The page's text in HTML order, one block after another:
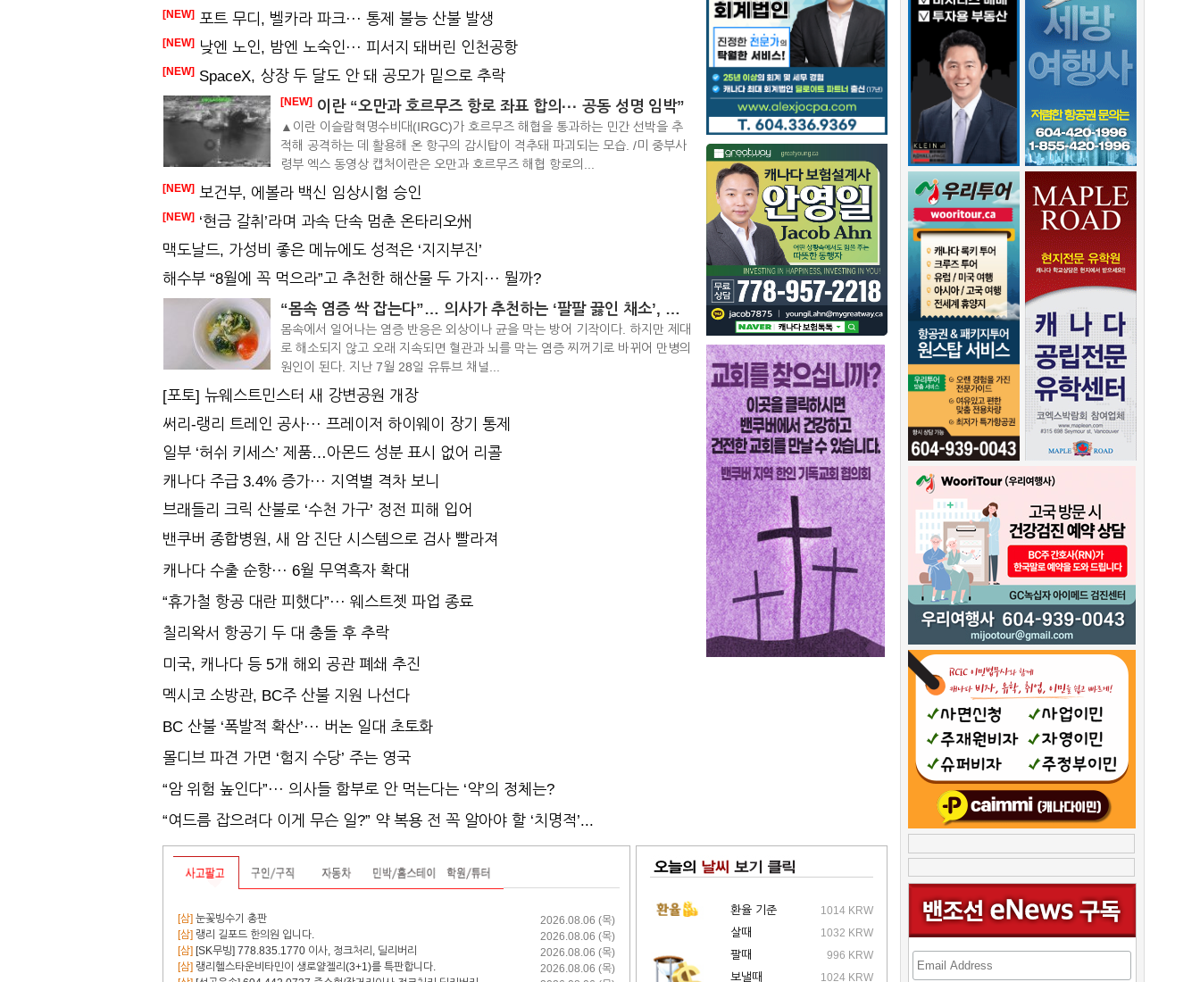
[NEW] 포트 무디, 벨카라 파크··· 통제 불능 산불 발생
[NEW] 낮엔 노인, 밤엔 노숙인··· 피서지 돼버린 인천공항
[NEW] SpaceX, 상장 두 달도 안 돼 공모가 밑으로 추락
[NEW] 이란 “오만과 호르무즈 항로 좌표 합의··· 공동 성명 임박”
▲이란 이슬람혁명수비대(IRGC)가 호르무즈 해협을 통과하는 민간 선박을 추
적해 공격하는 데 활용해 온 항구의 감시탑이 격추돼 파괴되는 모습. /미 중부사
령부 엑스 동영상 캡처이란은 오만과 호르무즈 해협 항로의...
[NEW] 보건부, 에볼라 백신 임상시험 승인
[NEW] ‘현금 갈취’라며 과속 단속 멈춘 온타리오州
맥도날드, 가성비 좋은 메뉴에도 성적은 ‘지지부진’
해수부 “8월에 꼭 먹으라”고 추천한 해산물 두 가지··· 뭘까?
“몸속 염증 싹 잡는다”… 의사가 추천하는 ‘팔팔 끓인 채소’, 뭐지?
몸속에서 일어나는 염증 반응은 외상이나 균을 막는 방어 기작이다. 하지만 제대
로 해소되지 않고 오래 지속되면 혈관과 뇌를 막는 염증 찌꺼기로 바뀌어 만병의
원인이 된다. 지난 7월 28일 유튜브 채널...
[포토] 뉴웨스트민스터 새 강변공원 개장
써리-랭리 트레인 공사··· 프레이저 하이웨이 장기 통제
일부 ‘허쉬 키세스’ 제품…아몬드 성분 표시 없어 리콜
캐나다 주급 3.4% 증가··· 지역별 격차 보니
브래들리 크릭 산불로 ‘수천 가구’ 정전 피해 입어
밴쿠버 종합병원, 새 암 진단 시스템으로 검사 빨라져
캐나다 수출 순항··· 6월 무역흑자 확대
“휴가철 항공 대란 피했다”··· 웨스트젯 파업 종료
칠리왁서 항공기 두 대 충돌 후 추락
미국, 캐나다 등 5개 해외 공관 폐쇄 추진
멕시코 소방관, BC주 산불 지원 나선다
BC 산불 ‘폭발적 확산’··· 버논 일대 초토화
몰디브 파견 가면 ‘험지 수당’ 주는 영국
“암 위험 높인다”··· 의사들 함부로 안 먹는다는 ‘약’의 정체는?
“여드름 잡으려다 이게 무슨 일?” 약 복용 전 꼭 알아야 할 ‘치명적’...
[삼] 눈꽃빙수기 총판
2026.08.06 (목)
[삼] 랭리 길포드 한의원 입니다.
2026.08.06 (목)
[삼] [SK무빙] 778.835.1770 이사, 정크처리, 딜리버리
2026.08.06 (목)
[삼] 랭리헬스타운비타민이 생로얄젤리(3+1)를 특판합니다.
2026.08.06 (목)
환율 기준 1014 KRW
살때 1032 KRW
팔때 996 KRW
보낼때 1024 KRW